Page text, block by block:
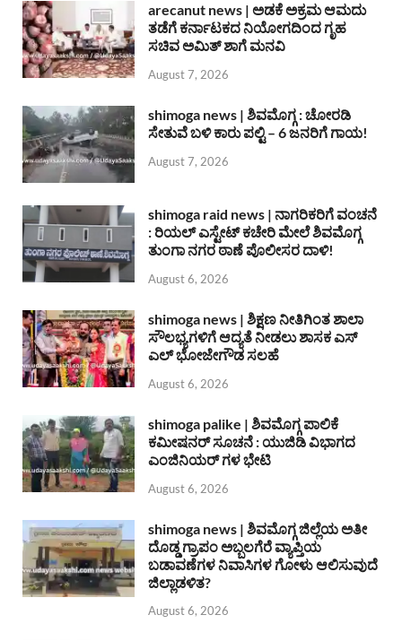
arecanut news | ಅಡಕೆ ಅಕ್ರಮ ಆಮದು
ತಡೆಗೆ ಕರ್ನಾಟಕದ ನಿಯೋಗದಿಂದ ಗೃಹ
ಸಚಿವ ಅಮಿತ್ ಶಾಗೆ ಮನವಿ
August 7, 2026
shimoga news | ಶಿವಮೊಗ್ಗ : ಚೋರಡಿ
ಸೇತುವೆ ಬಳಿ ಕಾರು ಪಲ್ಟಿ – 6 ಜನರಿಗೆ ಗಾಯ!
August 7, 2026
shimoga raid news | ನಾಗರಿಕರಿಗೆ ವಂಚನೆ
: ರಿಯಲ್ ಎಸ್ಟೇಟ್ ಕಚೇರಿ ಮೇಲೆ ಶಿವಮೊಗ್ಗ
ತುಂಗಾ ನಗರ ಠಾಣೆ ಪೊಲೀಸರ ದಾಳಿ!
August 6, 2026
shimoga news | ಶಿಕ್ಷಣ ನೀತಿಗಿಂತ ಶಾಲಾ
ಸೌಲಭ್ಯಗಳಿಗೆ ಆದ್ಯತೆ ನೀಡಲು ಶಾಸಕ ಎಸ್
ಎಲ್ ಭೋಜೇಗೌಡ ಸಲಹೆ
August 6, 2026
shimoga palike | ಶಿವಮೊಗ್ಗ ಪಾಲಿಕೆ
ಕಮೀಷನರ್ ಸೂಚನೆ : ಯುಜಿಡಿ ವಿಭಾಗದ
ಎಂಜಿನಿಯರ್ ಗಳ ಭೇಟಿ
August 6, 2026
shimoga news | ಶಿವಮೊಗ್ಗ ಜಿಲ್ಲೆಯ ಅತೀ
ದೊಡ್ಡ ಗ್ರಾಪಂ ಅಬ್ಬಲಗೆರೆ ವ್ಯಾಪ್ತಿಯ
ಬಡಾವಣೆಗಳ ನಿವಾಸಿಗಳ ಗೋಳು ಆಲಿಸುವುದೆ
ಜಿಲ್ಲಾಡಳಿತ?
August 6, 2026